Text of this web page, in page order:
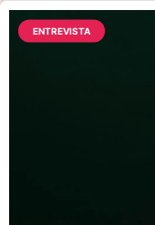
ENTREVISTA